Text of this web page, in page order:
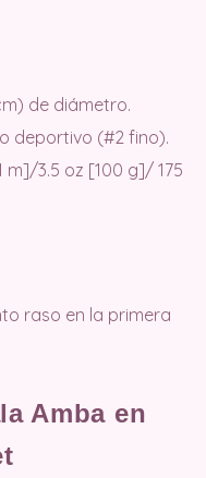
de diámetro.
deportivo (#2 fino).
m]/3.5 oz [100 g]/ 175
raso en la primera
Amba en